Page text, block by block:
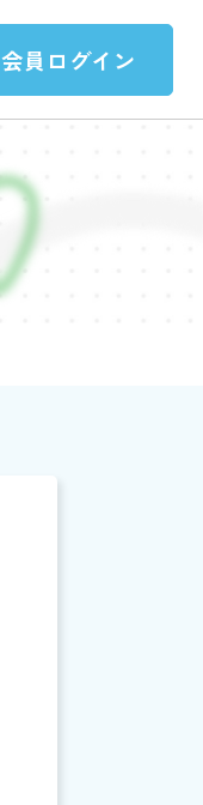
会員ログイン